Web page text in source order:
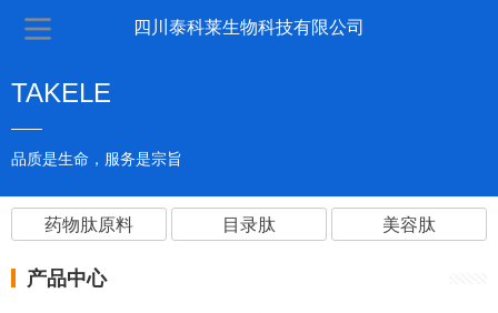
四川泰科莱生物科技有限公司
TAKELE
——
品质是生命，服务是宗旨
药物肽原料 目录肽 美容肽
产品中心